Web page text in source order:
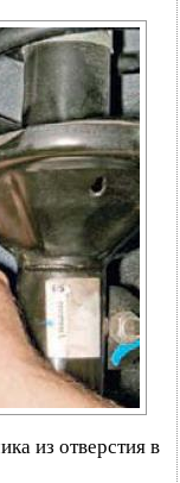
из отверстия в